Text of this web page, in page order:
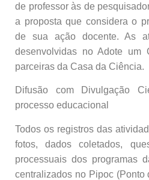
de professor às de
a proposta que considera o
de sua ação docente. As
desenvolvidas no Adote um
parceiras da Casa da Ciência.
Difusão com Divulgação
processo educacional
Todos os registros das
fotos, dados coletados,
processuais dos programas
centralizados no Pipoc (Ponto